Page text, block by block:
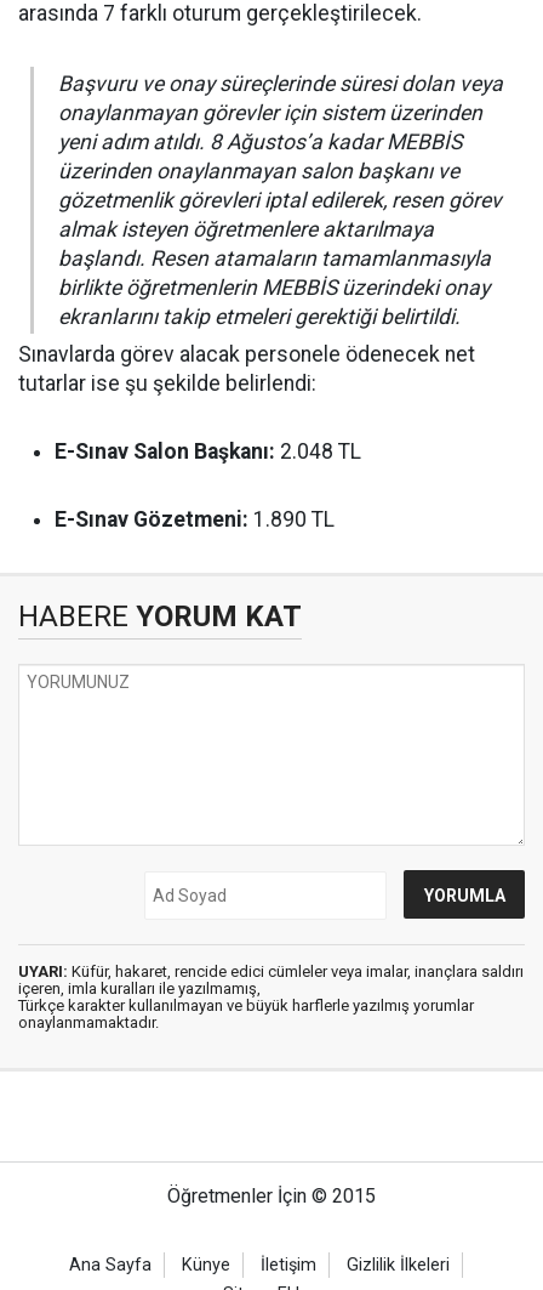
arasında 7 farklı oturum gerçekleştirilecek.
Başvuru ve onay süreçlerinde süresi dolan veya
onaylanmayan görevler için sistem üzerinden
yeni adım atıldı. 8 Ağustos’a kadar MEBBİS
üzerinden onaylanmayan salon başkanı ve
gözetmenlik görevleri iptal edilerek, resen görev
almak isteyen öğretmenlere aktarılmaya
başlandı. Resen atamaların tamamlanmasıyla
birlikte öğretmenlerin MEBBİS üzerindeki onay
ekranlarını takip etmeleri gerektiği belirtildi.
Sınavlarda görev alacak personele ödenecek net
tutarlar ise şu şekilde belirlendi:
E-Sınav Salon Başkanı: 2.048 TL
E-Sınav Gözetmeni: 1.890 TL
HABERE YORUM KAT
UYARI: Küfür, hakaret, rencide edici cümleler veya imalar, inançlara saldırı
içeren, imla kuralları ile yazılmamış,
Türkçe karakter kullanılmayan ve büyük harflerle yazılmış yorumlar
onaylanmamaktadır.
Öğretmenler İçin © 2015
Ana Sayfa Künye İletişim
Gizlilik İlkeleri